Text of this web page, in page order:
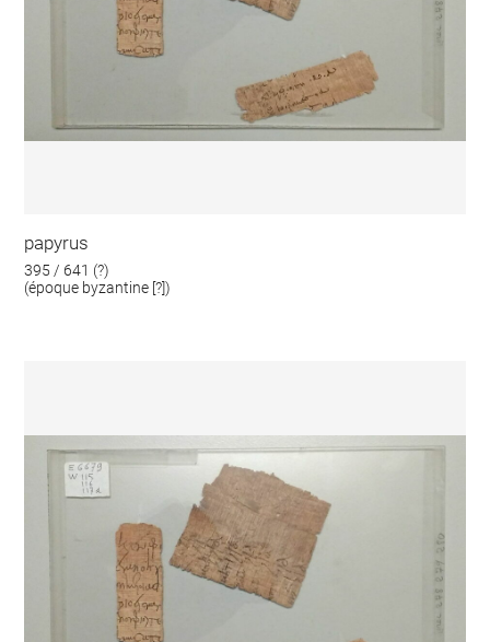
papyrus
395 / 641 (?)
(époque byzantine [?])